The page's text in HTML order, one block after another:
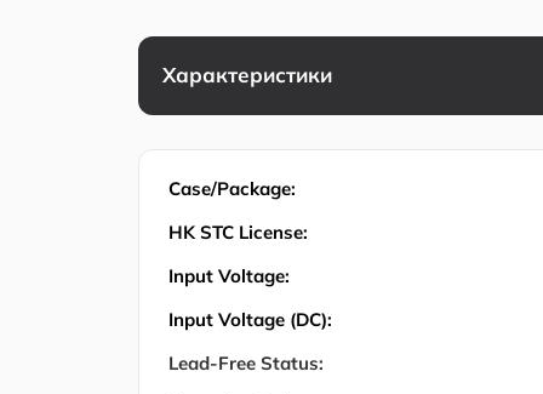
Характеристики
Case/Package:
HK STC License:
Input Voltage:
Input Voltage (DC):
Lead-Free Status: